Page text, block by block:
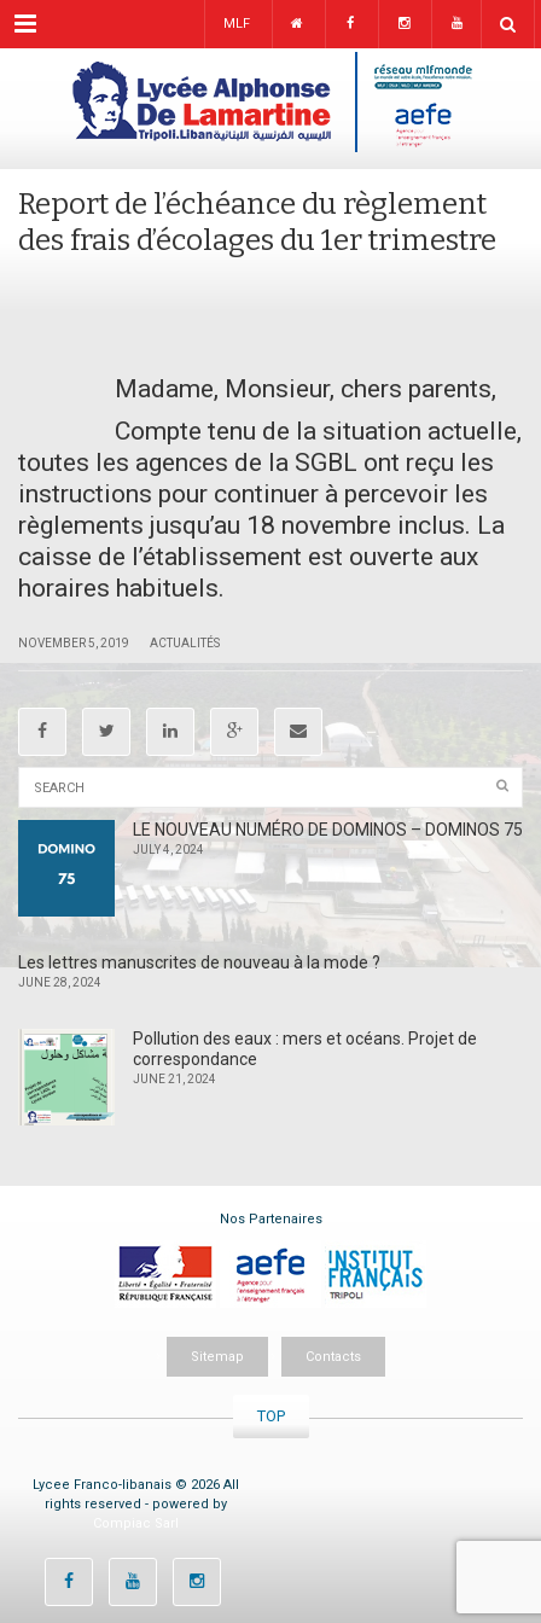
Menu MLF
Report de l’échéance du règlement
des frais d’écolages du 1er trimestre
Madame, Monsieur, chers parents,
Compte tenu de la situation actuelle,
toutes les agences de la SGBL ont reçu les
instructions pour continuer à percevoir les
règlements jusqu’au 18 novembre inclus. La
caisse de l’établissement est ouverte aux
horaires habituels.
NOVEMBER 5, 2019 ACTUALITÉS
LE NOUVEAU NUMÉRO DE DOMINOS – DOMINOS 75
JULY 4, 2024
Les lettres manuscrites de nouveau à la mode ?
JUNE 28, 2024
Pollution des eaux : mers et océans. Projet de
correspondance
JUNE 21, 2024
Nos Partenaires
Sitemap Contacts
TOP
Lycee Franco-libanais © 2026 All
rights reserved - powered by